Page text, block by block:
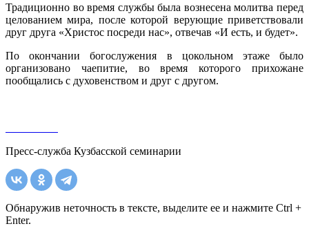
Традиционно во время службы была вознесена молитва перед
целованием мира, после которой верующие приветствовали
друг друга «Христос посреди нас», отвечав «И есть, и будет».
По окончании богослужения в цокольном этаже было
организовано чаепитие, во время которого прихожане
пообщались с духовенством и друг с другом.
Пресс-служба Кузбасской семинарии
Обнаружив неточность в тексте, выделите ее и нажмите Ctrl +
Enter.